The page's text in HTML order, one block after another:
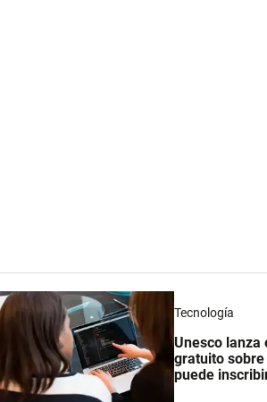
Tecnología
Unesco lanza
gratuito
puede